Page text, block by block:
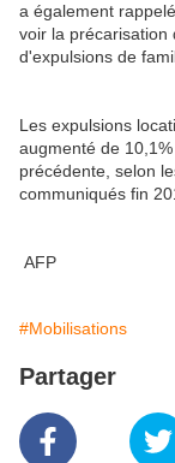
a également
voir la précarisation
d'expulsions de
Les expulsions
augmenté de
précédente, selon
communiqués fin
AFP
#Mobilisations
Partager